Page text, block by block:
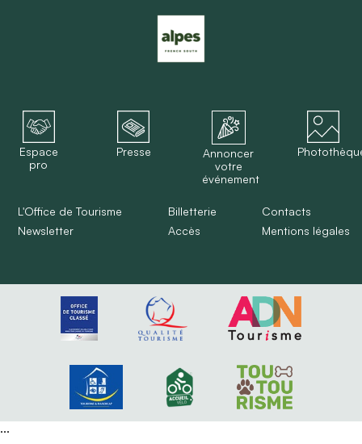
Espace
pro
Presse
Annoncer
votre
événement
L'Office de Tourisme
Newsletter
Billetterie
Accès
Contacts
Mentions légales
...